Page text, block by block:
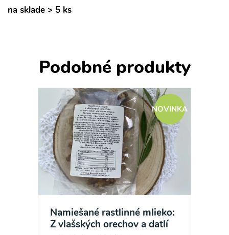
na sklade > 5 ks
Podobné produkty
NOVINKA
Namiešané rastlinné mlieko:
Z vlašských orechov a datlí